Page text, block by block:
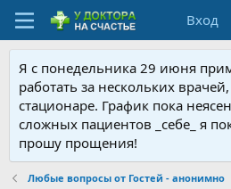
Вход
Я с понедельника 29 июня
работать за нескольких
стационаре. График пока
сложных пациентов _себе_ я
прошу прощения!
Любые вопросы от Гостей - анонимно